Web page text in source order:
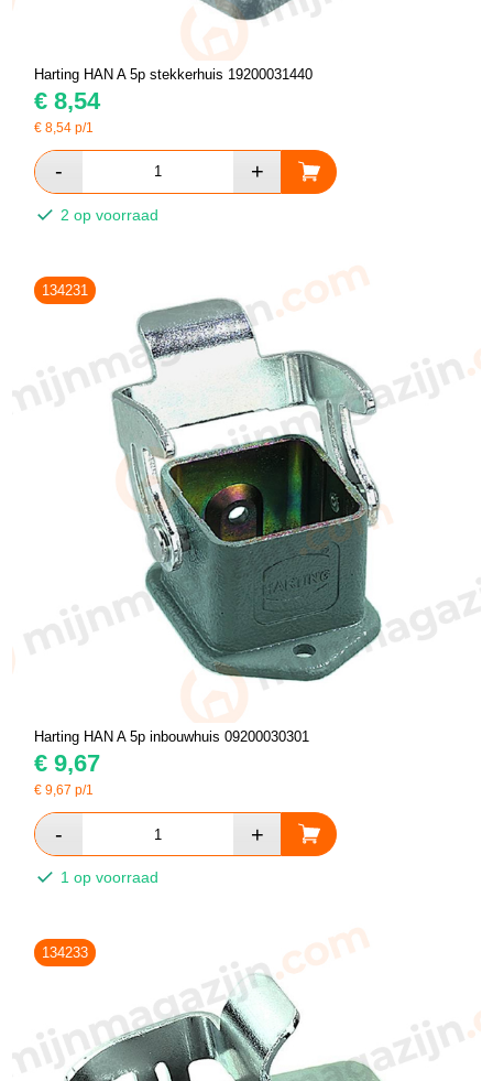
Harting HAN A 5p stekkerhuis 19200031440
€ 8,54
€8,54 p/1
2 op voorraad
134231
Harting HAN A 5p inbouwhuis 09200030301
€ 9,67
€9,67 p/1
1 op voorraad
134233